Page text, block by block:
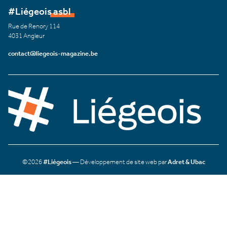
#Liégeois asbl
Rue de Renory 114
4031 Angleur
contact@liegeois-magazine.be
©2026#Liégeois— Développement de site web parAdret & Ubac